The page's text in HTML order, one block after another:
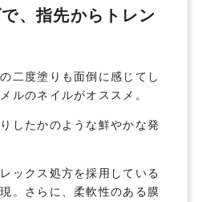
、指先からトレン
二度塗りも面倒に感じてし
ルのネイルがオススメ。
したかのような鮮やかな発
ックス処方を採用している
。さらに、柔軟性のある膜